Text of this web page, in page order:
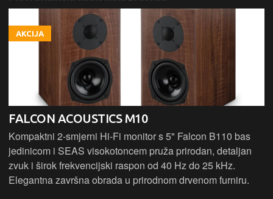
AKCIJA
FALCON ACOUSTICS M10
Kompaktni 2-smjerni Hi-Fi monitor s 5" Falcon B110 bas
jedinicom i SEAS visokotoncem pruža prirodan, detaljan
zvuk i širok frekvencijski raspon od 40 Hz do 25 kHz.
Elegantna završna obrada u prirodnom drvenom furniru.